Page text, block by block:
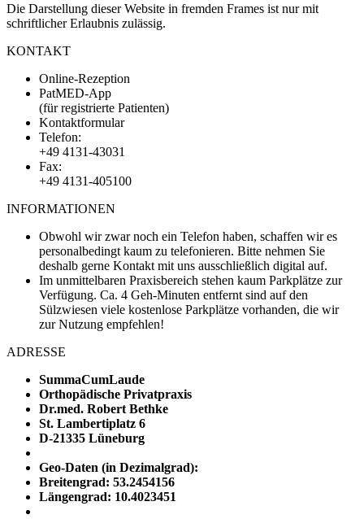
Die Darstellung dieser Website in fremden Frames ist nur mit
schriftlicher Erlaubnis zulässig.
KONTAKT
Online-Rezeption
PatMED-App
(für registrierte Patienten)
Kontaktformular
Telefon:
+49 4131-43031
Fax:
+49 4131-405100
INFORMATIONEN
Obwohl wir zwar noch ein Telefon haben, schaffen wir es
personalbedingt kaum zu telefonieren. Bitte nehmen Sie
deshalb gerne Kontakt mit uns ausschließlich digital auf.
Im unmittelbaren Praxisbereich stehen kaum Parkplätze zur
Verfügung. Ca. 4 Geh-Minuten entfernt sind auf den
Sülzwiesen viele kostenlose Parkplätze vorhanden, die wir
zur Nutzung empfehlen!
ADRESSE
SummaCumLaude
Orthopädische Privatpraxis
Dr.med. Robert Bethke
St. Lambertiplatz 6
D-21335 Lüneburg
Geo-Daten (in Dezimalgrad):
Breitengrad: 53.2454156
Längengrad: 10.4023451